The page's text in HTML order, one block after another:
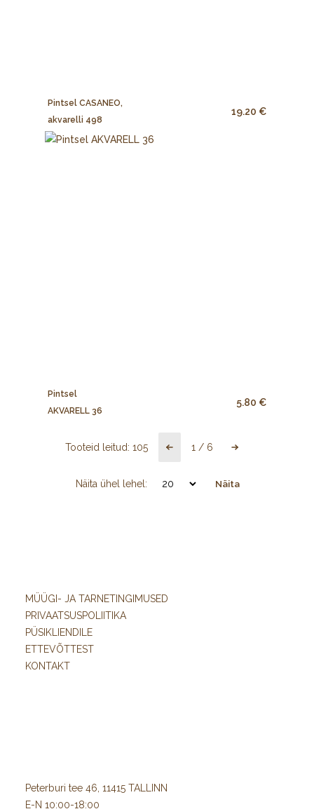
Pintsel CASANEO,
akvarelli 498
19.20 €
Pintsel
AKVARELL 36
5.80 €
Tooteid leitud: 105 1 / 6
Näita ühel lehel: Näita
MÜÜGI- JA TARNETINGIMUSED
PRIVAATSUSPOLIITIKA
PÜSIKLIENDILE
ETTEVÕTTEST
KONTAKT
Peterburi tee 46, 11415 TALLINN
E-N 10:00-18:00